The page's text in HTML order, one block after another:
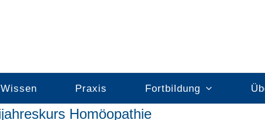
Wissen Praxis Fortbildung
Homöopathie